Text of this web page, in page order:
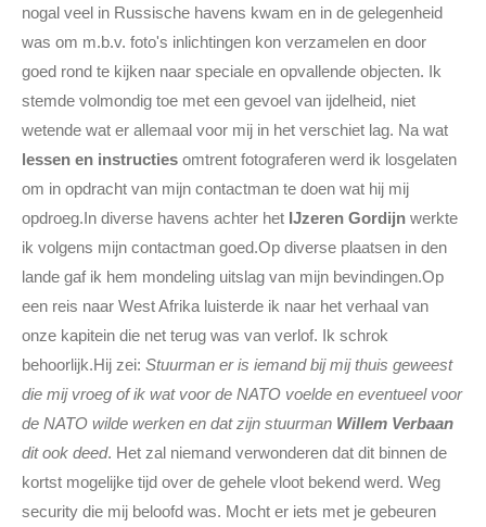
nogal veel in Russische havens kwam en in de gelegenheid
was om m.b.v. foto's inlichtingen kon verzamelen en door
goed rond te kijken naar speciale en opvallende objecten. Ik
stemde volmondig toe met een gevoel van ijdelheid, niet
wetende wat er allemaal voor mij in het verschiet lag. Na wat
lessen en instructies omtrent fotograferen werd ik losgelaten
om in opdracht van mijn contactman te doen wat hij mij
opdroeg.In diverse havens achter het IJzeren Gordijn werkte
ik volgens mijn contactman goed.Op diverse plaatsen in den
lande gaf ik hem mondeling uitslag van mijn bevindingen.Op
een reis naar West Afrika luisterde ik naar het verhaal van
onze kapitein die net terug was van verlof. Ik schrok
behoorlijk.Hij zei: Stuurman er is iemand bij mij thuis geweest
die mij vroeg of ik wat voor de NATO voelde en eventueel voor
de NATO wilde werken en dat zijn stuurman Willem Verbaan
dit ook deed. Het zal niemand verwonderen dat dit binnen de
kortst mogelijke tijd over de gehele vloot bekend werd. Weg
security die mij beloofd was. Mocht er iets met je gebeuren